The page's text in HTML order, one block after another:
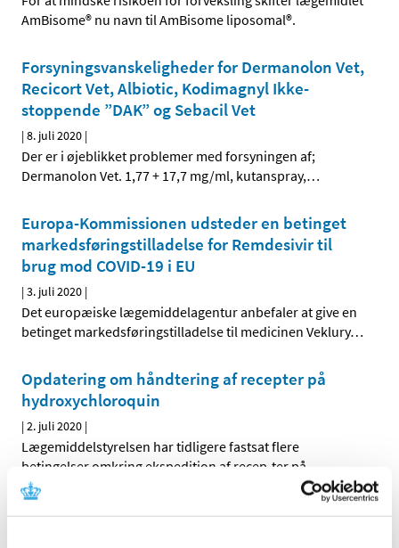
AmBisome® nu navn til AmBisome liposomal®.
Forsyningsvanskeligheder for Dermanolon Vet,
Recicort Vet, Albiotic, Kodimagnyl Ikke-
stoppende ”DAK” og Sebacil Vet
|8. juli 2020 |
Der er i øjeblikket problemer med forsyningen af;
Dermanolon Vet. 1,77 + 17,7 mg/ml, kutanspray,…
Europa-Kommissionen udsteder en betinget
markedsføringstilladelse for Remdesivir til
brug mod COVID-19 i EU
|3. juli 2020 |
Det europæiske lægemiddelagentur anbefaler at give en
betinget markedsføringstilladelse til medicinen Veklury…
Opdatering om håndtering af recepter på
hydroxychloroquin
|2. juli 2020 |
Lægemiddelstyrelsen har tidligere fastsat flere
betingelser omkring ekspedition af recep-ter på
EU-landene går sammen om at sikre borgere